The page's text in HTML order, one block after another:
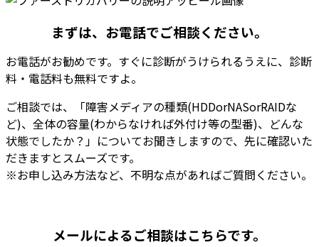
まずは、お電話でご相談ください。
お電話がお勧めです。 すぐに診断がうけられるうえに、診断
料・電話料も無料ですよ。
ご相談では、「障害メディアの種類(HDDorNASorRAIDな
ど)、全体の容量(わからなければ外付け等の型番)、どんな
状態でしたか？」についてお聞きしますので、先に確認いた
だきますとスムーズです。
※お申し込み方法など、不明な点があればご質問ください。
メールによるご相談はこちらです。